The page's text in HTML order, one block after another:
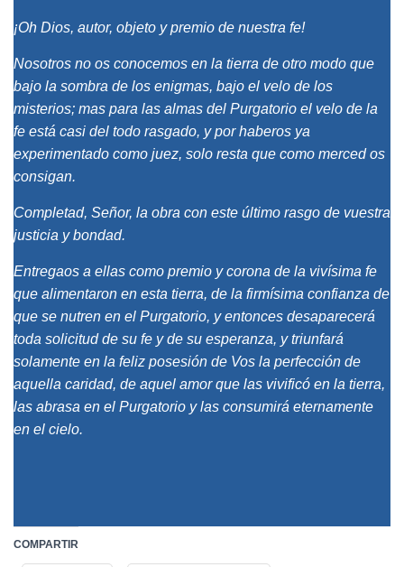
¡Oh Dios, autor, objeto y premio de nuestra fe!
Nosotros no os conocemos en la tierra de otro modo que
bajo la sombra de los enigmas, bajo el velo de los
misterios; mas para las almas del Purgatorio el velo de la
fe está casi del todo rasgado, y por haberos ya
experimentado como juez, solo resta que como merced os
consigan.
Completad, Señor, la obra con este último rasgo de vuestra
justicia y bondad.
Entregaos a ellas como premio y corona de la vivísima fe
que alimentaron en esta tierra, de la firmísima confianza de
que se nutren en el Purgatorio, y entonces desaparecerá
toda solicitud de su fe y de su esperanza, y triunfará
solamente en la feliz posesión de Vos la perfección de
aquella caridad, de aquel amor que las vivificó en la tierra,
las abrasa en el Purgatorio y las consumirá eternamente
en el cielo.
COMPARTIR